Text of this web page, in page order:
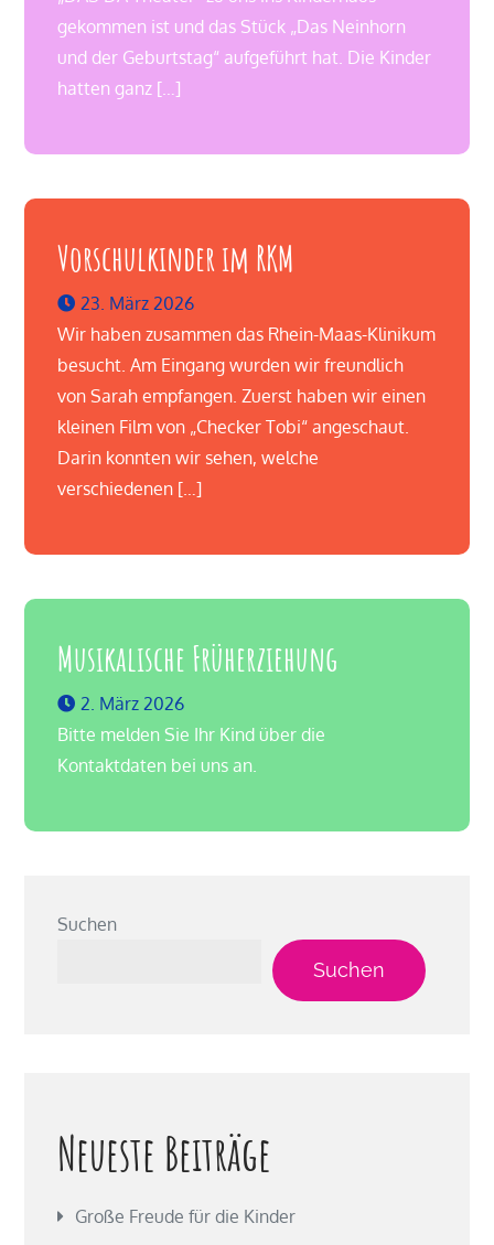
gekommen ist und das Stück „Das Neinhorn
und der Geburtstag“ aufgeführt hat. Die Kinder
hatten ganz […]
Vorschulkinder im RKM
23. März 2026
Wir haben zusammen das Rhein-Maas-Klinikum
besucht. Am Eingang wurden wir freundlich
von Sarah empfangen. Zuerst haben wir einen
kleinen Film von „Checker Tobi“ angeschaut.
Darin konnten wir sehen, welche
verschiedenen […]
Musikalische Früherziehung
2. März 2026
Bitte melden Sie Ihr Kind über die
Kontaktdaten bei uns an.
Suchen
Suchen
Neueste Beiträge
Große Freude für die Kinder